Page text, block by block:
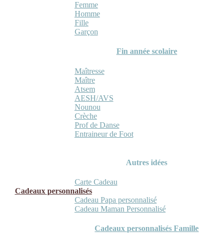
Femme
Homme
Fille
Garçon
Fin année scolaire
Maîtresse
Maître
Atsem
AESH/AVS
Nounou
Crèche
Prof de Danse
Entraineur de Foot
Autres idées
Carte Cadeau
Cadeaux personnalisés
Cadeau Papa personnalisé
Cadeau Maman Personnalisé
Cadeaux personnalisés Famille